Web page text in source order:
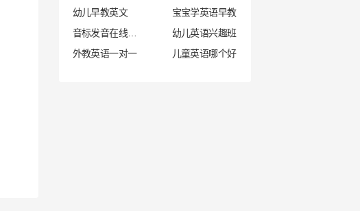
幼儿早教英文
宝宝学英语早教
幼儿英语兴趣班
外教英语一对一
儿童英语哪个好